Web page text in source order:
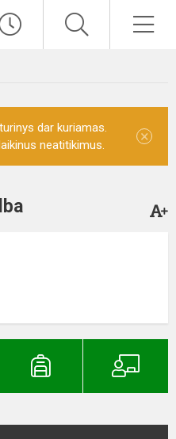
dar kuriamas.
neatitikimus.
×